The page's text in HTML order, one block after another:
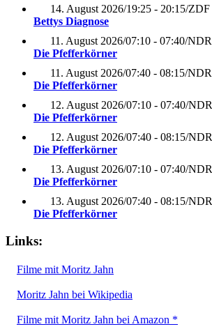
14. August 2026/19:25 - 20:15/ZDF
Bettys Diagnose
11. August 2026/07:10 - 07:40/NDR
Die Pfefferkörner
11. August 2026/07:40 - 08:15/NDR
Die Pfefferkörner
12. August 2026/07:10 - 07:40/NDR
Die Pfefferkörner
12. August 2026/07:40 - 08:15/NDR
Die Pfefferkörner
13. August 2026/07:10 - 07:40/NDR
Die Pfefferkörner
13. August 2026/07:40 - 08:15/NDR
Die Pfefferkörner
Links:
Filme mit Moritz Jahn
Moritz Jahn bei Wikipedia
Filme mit Moritz Jahn bei Amazon *